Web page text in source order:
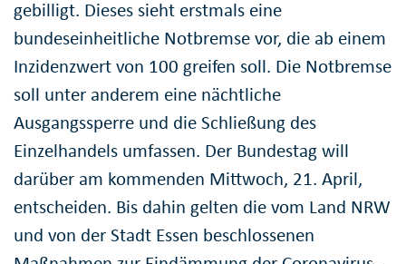
gebilligt. Dieses sieht erstmals eine
bundeseinheitliche Notbremse vor, die ab einem
Inzidenzwert von 100 greifen soll. Die Notbremse
soll unter anderem eine nächtliche
Ausgangssperre und die Schließung des
Einzelhandels umfassen. Der Bundestag will
darüber am kommenden Mittwoch, 21. April,
entscheiden. Bis dahin gelten die vom Land NRW
und von der Stadt Essen beschlossenen